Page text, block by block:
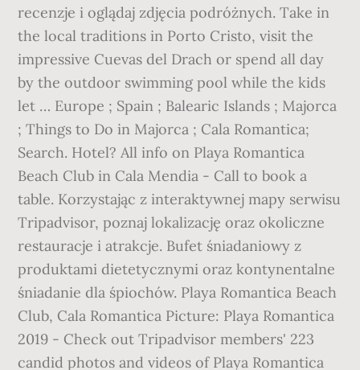
recenzje i oglądaj zdjęcia podróżnych. Take in
the local traditions in Porto Cristo, visit the
impressive Cuevas del Drach or spend all day
by the outdoor swimming pool while the kids
let … Europe ; Spain ; Balearic Islands ; Majorca
; Things to Do in Majorca ; Cala Romantica;
Search. Hotel? All info on Playa Romantica
Beach Club in Cala Mendia - Call to book a
table. Korzystając z interaktywnej mapy serwisu
Tripadvisor, poznaj lokalizację oraz okoliczne
restauracje i atrakcje. Bufet śniadaniowy z
produktami dietetycznymi oraz kontynentalne
śniadanie dla śpiochów. Playa Romantica Beach
Club, Cala Romantica Picture: Playa Romantica
2019 - Check out Tripadvisor members' 223
candid photos and videos of Playa Romantica